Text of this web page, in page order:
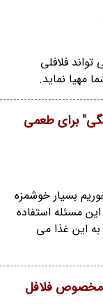
فلافلی
مهیا نماید.
برای طعمی
بسیار خوشمزه
مسئله استفاده
این غذا می
فلافل